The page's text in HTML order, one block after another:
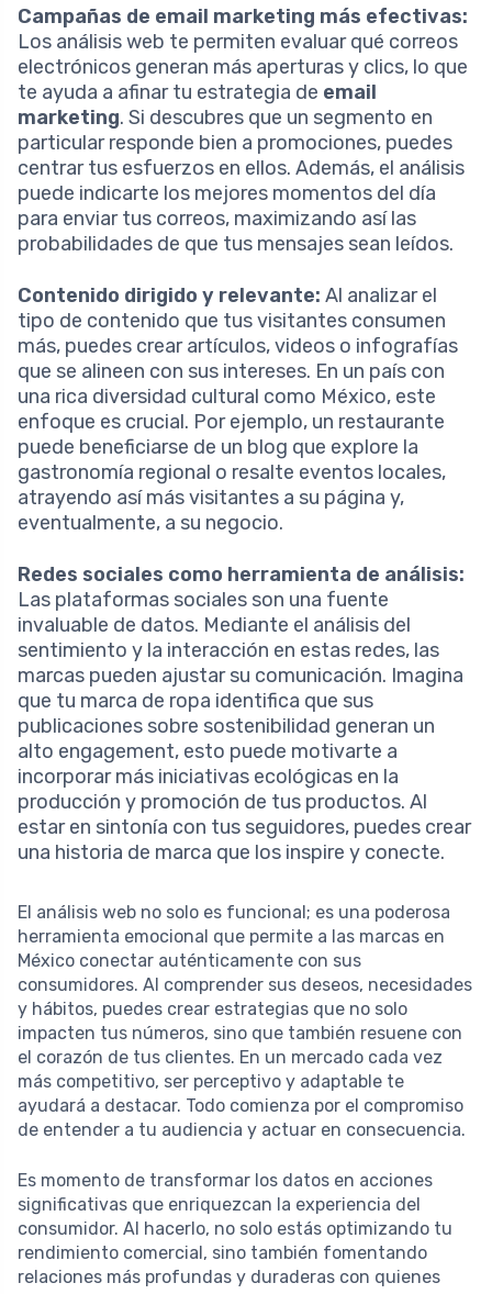
Campañas de email marketing más efectivas:
Los análisis web te permiten evaluar qué correos
electrónicos generan más aperturas y clics, lo que
te ayuda a afinar tu estrategia de email
marketing. Si descubres que un segmento en
particular responde bien a promociones, puedes
centrar tus esfuerzos en ellos. Además, el análisis
puede indicarte los mejores momentos del día
para enviar tus correos, maximizando así las
probabilidades de que tus mensajes sean leídos.
Contenido dirigido y relevante: Al analizar el
tipo de contenido que tus visitantes consumen
más, puedes crear artículos, videos o infografías
que se alineen con sus intereses. En un país con
una rica diversidad cultural como México, este
enfoque es crucial. Por ejemplo, un restaurante
puede beneficiarse de un blog que explore la
gastronomía regional o resalte eventos locales,
atrayendo así más visitantes a su página y,
eventualmente, a su negocio.
Redes sociales como herramienta de análisis:
Las plataformas sociales son una fuente
invaluable de datos. Mediante el análisis del
sentimiento y la interacción en estas redes, las
marcas pueden ajustar su comunicación. Imagina
que tu marca de ropa identifica que sus
publicaciones sobre sostenibilidad generan un
alto engagement, esto puede motivarte a
incorporar más iniciativas ecológicas en la
producción y promoción de tus productos. Al
estar en sintonía con tus seguidores, puedes crear
una historia de marca que los inspire y conecte.
El análisis web no solo es funcional; es una poderosa
herramienta emocional que permite a las marcas en
México conectar auténticamente con sus
consumidores. Al comprender sus deseos, necesidades
y hábitos, puedes crear estrategias que no solo
impacten tus números, sino que también resuene con
el corazón de tus clientes. En un mercado cada vez
más competitivo, ser perceptivo y adaptable te
ayudará a destacar. Todo comienza por el compromiso
de entender a tu audiencia y actuar en consecuencia.
Es momento de transformar los datos en acciones
significativas que enriquezcan la experiencia del
consumidor. Al hacerlo, no solo estás optimizando tu
rendimiento comercial, sino también fomentando
relaciones más profundas y duraderas con quienes